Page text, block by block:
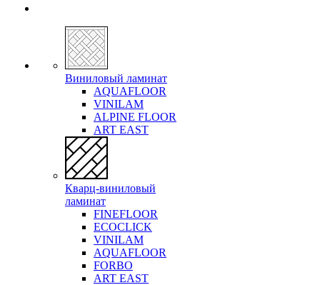
Виниловый ламинат
AQUAFLOOR
VINILAM
ALPINE FLOOR
ART EAST
Кварц-виниловый
ламинат
FINEFLOOR
ECOCLICK
VINILAM
AQUAFLOOR
FORBO
ART EAST